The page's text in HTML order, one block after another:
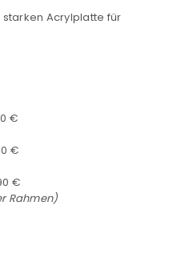
Acrylplatte für
€
€
€
Rahmen)